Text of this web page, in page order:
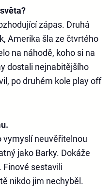
zápas. Druhá
Amerika šla ze čtvrtého
na náhodě, koho si na
dostali nejnabitějšího
po druhém kole play off
vymyslí neuvěřitelnou
jako Barky. Dokáže
Finové sestavili
nikdo jim nechyběl.